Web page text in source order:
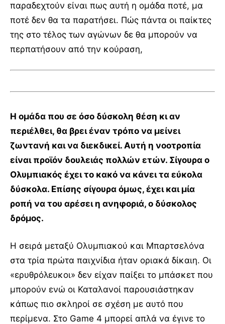
παραδεχτούν είναι πως αυτή η ομάδα ποτέ, μα
ποτέ δεν θα τα παρατήσει. Πώς πάντα οι παίκτες
της στο τέλος των αγώνων δε θα μπορούν να
περπατήσουν από την κούραση,
Η ομάδα που σε όσο δύσκολη θέση κι αν
περιέλθει, θα βρει έναν τρόπο να μείνει
ζωντανή και να διεκδικεί. Αυτή η νοοτροπία
είναι προϊόν δουλειάς πολλών ετών. Σίγουρα ο
Ολυμπιακός έχει το κακό να κάνει τα εύκολα
δύσκολα. Επίσης σίγουρα όμως, έχει και μία
ροπή να του αρέσει η ανηφοριά, ο δύσκολος
δρόμος.
Η σειρά μεταξύ Ολυμπιακού και Μπαρτσελόνα
στα τρία πρώτα παιχνίδια ήταν οριακά δίκαιη. Οι
«ερυθρόλευκοι» δεν είχαν παίξει το μπάσκετ που
μπορούν ενώ οι Καταλανοί παρουσιάστηκαν
κάπως πιο σκληροί σε σχέση με αυτό που
περίμενα. Στο Game 4 μπορεί απλά να έγινε το